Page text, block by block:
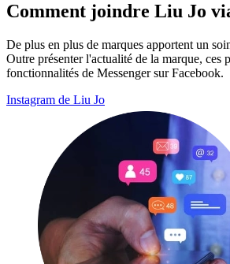
Comment joindre Liu Jo
De plus en plus de marques apportent un
Outre présenter l'actualité de la marque,
fonctionnalités de Messenger sur Facebook.
Instagram de Liu Jo